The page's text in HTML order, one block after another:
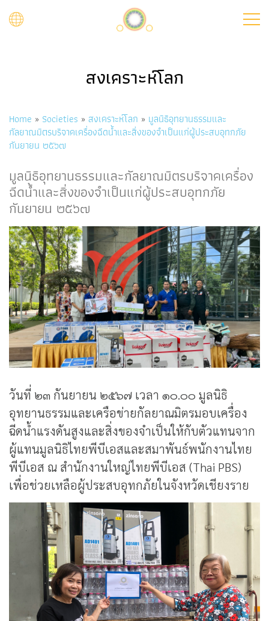
สงเคราะห์โลก
Breadcrumb
Home Societies สงเคราะห์โลก
มูลนิธิอุทยานธรรมและ
กัลยาณมิตรบริจาคเครื่องฉีดน้ำและสิ่งของจำเป็นแก่ผู้ประสบอุทกภัย
กันยายน ๒๕๖๗
มูลนิธิอุทยานธรรมและกัลยาณมิตรบริจาคเครื่อง
ฉีดน้ำและสิ่งของจำเป็นแก่ผู้ประสบอุทกภัย
กันยายน ๒๕๖๗
วันที่ ๒๓ กันยายน ๒๕๖๗ เวลา ๑๐.๐๐ มูลนิธิ
อุทยานธรรมและเครือข่ายกัลยาณมิตรมอบเครื่อง
ฉีดน้ำแรงดันสูงและสิ่งของจำเป็นให้กับตัวแทนจาก
ผู้แทนมูลนิธิไทยพีบีเอสและสมาพันธ์พนักงานไทย
พีบีเอส ณ สำนักงานใหญ่ไทยพีบีเอส (Thai PBS)
เพื่อช่วยเหลือผู้ประสบอุทกภัยในจังหวัดเชียงราย